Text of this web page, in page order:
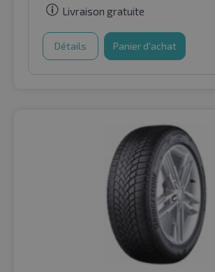
Livraison gratuite
Détails Panier d'achat